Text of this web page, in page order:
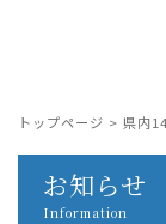
トップページ > 県内
お知らせ
Information